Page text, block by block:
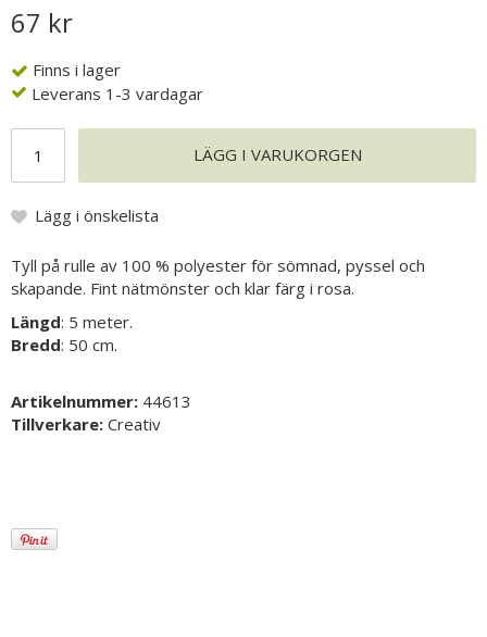
67 kr
Finns i lager
Leverans 1-3 vardagar
LÄGG I VARUKORGEN
Lägg i önskelista
Tyll på rulle av 100 % polyester för sömnad, pyssel och
skapande. Fint nätmönster och klar färg i rosa.
Längd: 5 meter.
Bredd: 50 cm.
Artikelnummer: 44613
Tillverkare: Creativ